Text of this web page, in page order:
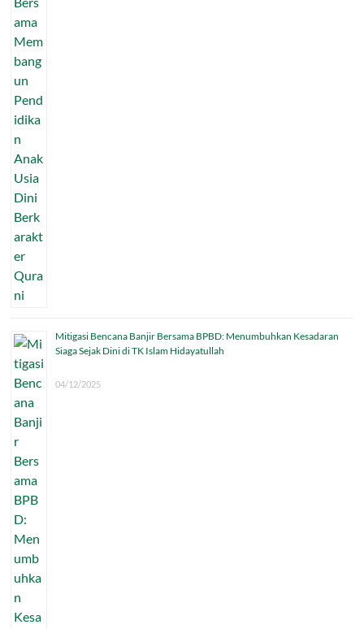
Mitigasi Bencana Banjir Bersama BPBD: Menumbuhkan Kesadaran
Siaga Sejak Dini di TK Islam Hidayatullah
04/12/2025